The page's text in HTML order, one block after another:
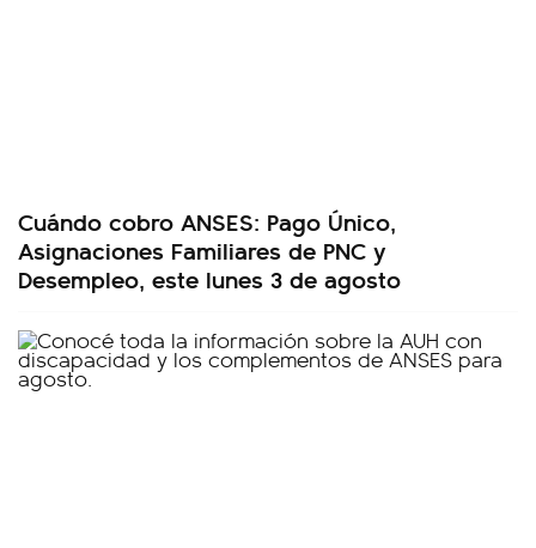
Cuándo cobro ANSES: Pago Único,
Asignaciones Familiares de PNC y
Desempleo, este lunes 3 de agosto